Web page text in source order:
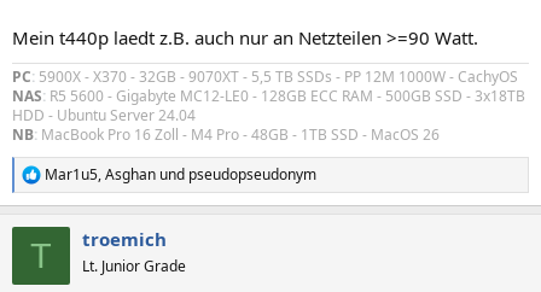
Mein t440p laedt z.B. auch nur an Netzteilen >=90 Watt.
PC: 5900X - X370 - 32GB - 9070XT - 5,5 TB SSDs - PP 12M 1000W - CachyOS
NAS: R5 5600 - Gigabyte MC12-LE0 - 128GB ECC RAM - 500GB SSD - 3x18TB
HDD - Ubuntu Server 24.04
NB: MacBook Pro 16 Zoll - M4 Pro - 48GB - 1TB SSD - MacOS 26
R
e
Mar1u5,Asghan und pseudopseudonym
T troemich
Lt. Junior Grade